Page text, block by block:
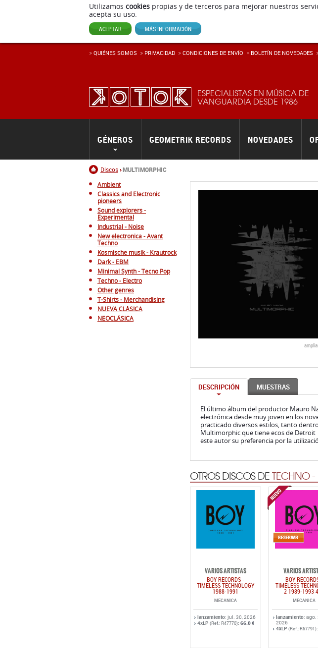
Utilizamos cookies propias y de terceros para mejorar nuestros
acepta su uso.
ACEPTAR MÁS INFORMACIÓN
ESPECIALISTAS EN MÚSICA DE
VANGUARDIA DESDE 1986
Inicio
Discos MULTIMORPHIC
GÉNEROS GEOMETRIK RECORDS NOVEDADES
QUIÉNES SOMOS PRIVACIDAD CONDICIONES DE ENVÍ­O BOLETÍN DE NOVEDADES
Ambient
Classics and Electronic
pioneers
Sound explorers -
Experimental
Industrial - Noise
New electronica - Avant
Techno
Kosmische musik - Krautrock
Dark - EBM
Minimal Synth - Tecno Pop
Techno - Electro
Other genres
T-Shirts - Merchandising
NUEVA CLÁSICA
NEOCLÁSICA
DESCRIPCIÓN MUESTRAS
El último álbum del productor Mauro
electrónica desde muy joven en los
practicado diversos estilos, tanto
Multimorphic que tiene ecos de Detroit
este autor su preferencia por la
OTROS DISCOS DETECHNO -
VARIOS ARTISTAS
BOY RECORDS -
TIMELESS TECHNOLOGY
1988-1991
MECANICA
lanzamiento: jul. 30, 2026
4xLP (Ref.: R47770): 66.0 €
VARIOS
BOY
TIMELESS
2 1989-1993
MECANICA
lanzamiento: ago.
2026
4xLP (Ref.: R57791):